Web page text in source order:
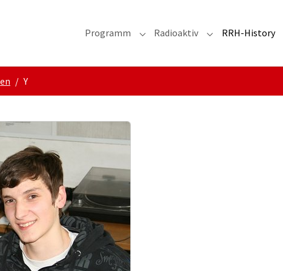
Programm Submenu for "Programm"
Radioaktiv Submenu for
RRH-History
Y